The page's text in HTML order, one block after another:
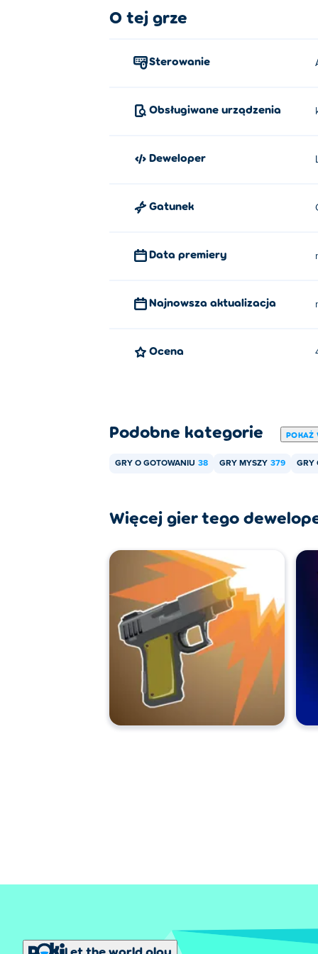
Ruch: Kliknij w różne miejsca, aby
Jak mogę grać w Cook House za
Czy mogę grać w Cook House
W Cook House można grać na
O tej grze
Sterowanie
Obsługiwane urządzenia
Deweloper
Gatunek
Data premiery
Najnowsza aktualizacja
Ocena
Podobne kategorie POKAŻ
GRY O GOTOWANIU 38 GRY MYSZY 379 GRY
Więcej gier tego